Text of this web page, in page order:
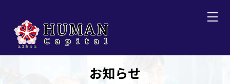
お知らせ